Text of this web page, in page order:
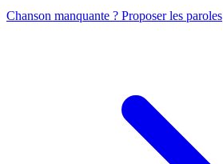
Chanson manquante ? Proposer les paroles